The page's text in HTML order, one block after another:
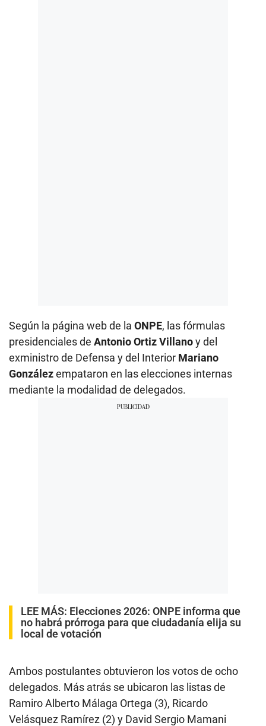
Según la página web de la ONPE, las fórmulas
presidenciales de Antonio Ortiz Villanoy del
exministro de Defensa y del Interior Mariano
Gonzálezempataron en las elecciones internas
mediante la modalidad de delegados.
LEE MÁS: Elecciones 2026: ONPE informa que
no habrá prórroga para que ciudadanía elija su
local de votación
Ambos postulantes obtuvieron los votos de ocho
delegados. Más atrás se ubicaron las listas de
Ramiro Alberto Málaga Ortega (3), Ricardo
Velásquez Ramírez (2) y David Sergio Mamani